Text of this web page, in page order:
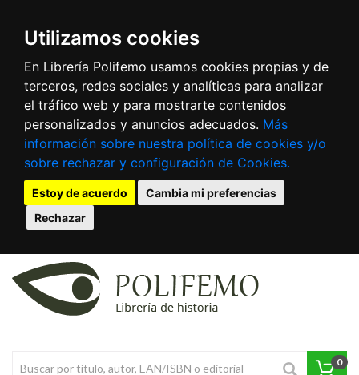
Utilizamos cookies
En Librería Polifemo usamos cookies propias y de
terceros, redes sociales y analíticas para analizar
el tráfico web y para mostrarte contenidos
personalizados y anuncios adecuados. Más
información sobre nuestra política de cookies y/o
sobre rechazar y configuración de Cookies.
Estoy de acuerdo
Cambia mi preferencias
Rechazar
0